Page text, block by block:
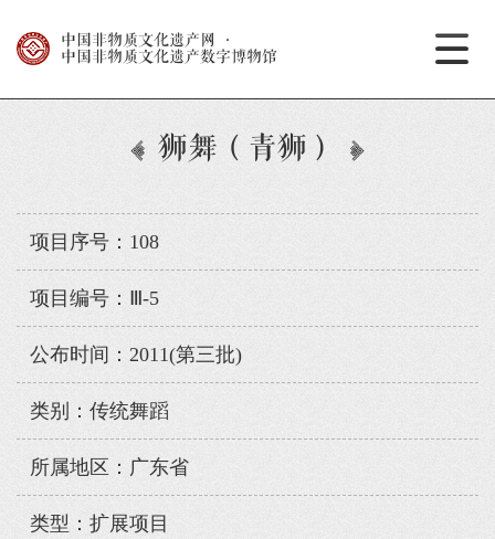
中国非物质文化遗产网
·
中国非物质文化遗产数字博物馆
狮舞（青狮）
项目序号：108
项目编号：Ⅲ-5
公布时间：2011(第三批)
类别：传统舞蹈
所属地区：广东省
类型：扩展项目